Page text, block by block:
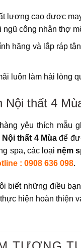
lượng cao được
ngũ công nhân thợ
hãng và lắp ráp
luôn làm hài lòng
Nội thất 4
yêu thích mẫu
Nội thất 4 Mùa để
spa, các loại nệm
: 0908 636 098.
biết những điều
hiện hoàn thiện